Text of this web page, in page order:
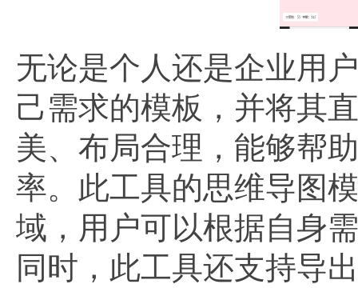
无论是个人还是企业用
己需求的模板，并将其
美、布局合理，能够帮
率。此工具的思维导图
域，用户可以根据自身
同时，此工具还支持导